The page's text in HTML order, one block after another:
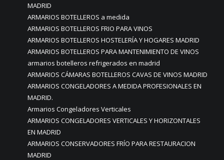
MADRID
ARMARIOS BOTELLEROS a medida
ARMARIOS BOTELLEROS FRIO PARA VINOS
ARMARIOS BOTELLEROS HOSTELERÍA Y HOGARES MADRID
ARMARIOS BOTELLEROS PARA MANTENIMIENTO DE VINOS
armarios botelleros refrigerados en madrid
ARMARIOS CÁMARAS BOTELLEROS CAVAS DE VINOS MADRID
ARMARIOS CONGELADORES A MEDIDA PROFESIONALES EN
MADRID.
Armarios Congeladores Verticales
ARMARIOS CONGELADORES VERTICALES Y HORIZONTALES
EN MADRID
ARMARIOS CONSERVADORES FRÍO PARA RESTAURACION
MADRID